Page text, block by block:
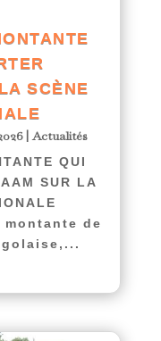
SCÈNE
|Actualités
QUI
SUR LA
de